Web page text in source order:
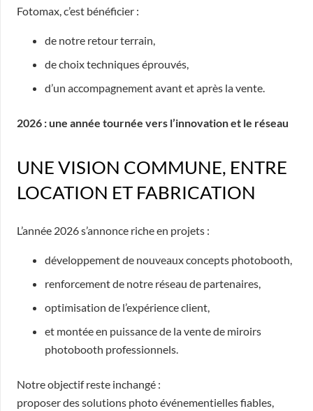
Fotomax, c’est bénéficier :
de notre retour terrain,
de choix techniques éprouvés,
d’un accompagnement avant et après la vente.
2026 : une année tournée vers l’innovation et le réseau
UNE VISION COMMUNE, ENTRE
LOCATION ET FABRICATION
L’année 2026 s’annonce riche en projets :
développement de nouveaux concepts photobooth,
renforcement de notre réseau de partenaires,
optimisation de l’expérience client,
et montée en puissance de la vente de miroirs
photobooth professionnels.
Notre objectif reste inchangé :
proposer des solutions photo événementielles fiables,